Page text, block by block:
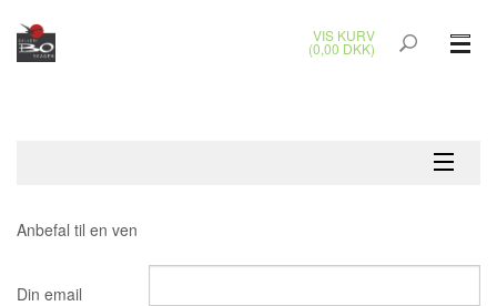
VIS KURV
(0,00 DKK)
Anbefal til en ven
Din email